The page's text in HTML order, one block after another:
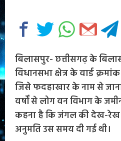
बिलासपुर- छत्तीसगढ़ के
विधानसभा क्षेत्र के वार्ड
जिसे फदहाखार के नाम से
वर्षों से लोग वन विभाग के
कहना है कि जंगल की देख-रेख
अनुमति उस समय दी गई थी।